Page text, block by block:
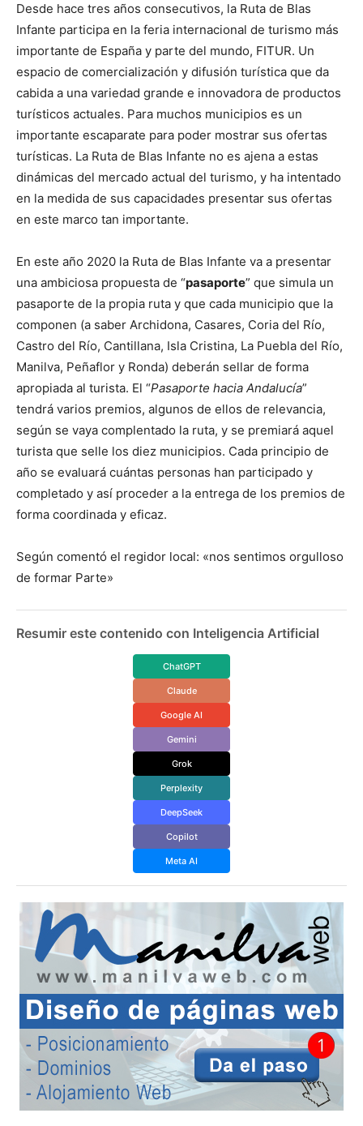
Desde hace tres años consecutivos, la Ruta de Blas
Infante participa en la feria internacional de turismo más
importante de España y parte del mundo, FITUR. Un
espacio de comercialización y difusión turística que da
cabida a una variedad grande e innovadora de productos
turísticos actuales. Para muchos municipios es un
importante escaparate para poder mostrar sus ofertas
turísticas. La Ruta de Blas Infante no es ajena a estas
dinámicas del mercado actual del turismo, y ha intentado
en la medida de sus capacidades presentar sus ofertas
en este marco tan importante.
En este año 2020 la Ruta de Blas Infante va a presentar
una ambiciosa propuesta de “pasaporte” que simula un
pasaporte de la propia ruta y que cada municipio que la
componen (a saber Archidona, Casares, Coria del Río,
Castro del Río, Cantillana, Isla Cristina, La Puebla del Río,
Manilva, Peñaflor y Ronda) deberán sellar de forma
apropiada al turista. El “Pasaporte hacia Andalucía”
tendrá varios premios, algunos de ellos de relevancia,
según se vaya complentado la ruta, y se premiará aquel
turista que selle los diez municipios. Cada principio de
año se evaluará cuántas personas han participado y
completado y así proceder a la entrega de los premios de
forma coordinada y eficaz.
Según comentó el regidor local: «nos sentimos orgulloso
de formar Parte»
Resumir este contenido con Inteligencia Artificial
ChatGPT
Claude
Google AI
Gemini
Grok
Perplexity
DeepSeek
Copilot
Meta AI